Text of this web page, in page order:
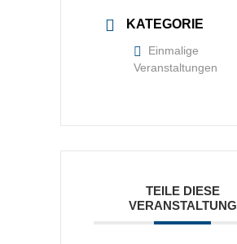
KATEGORIE
Einmalige
Veranstaltungen
TEILE DIESE
VERANSTALTUNG